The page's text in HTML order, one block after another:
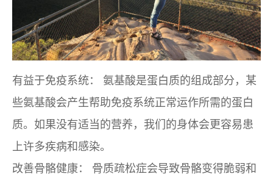
有益于免疫系统：
氨基酸是蛋白质的组成部分，某
些氨基酸会产生帮助免疫系统正常运作所需的蛋白
质。如果没有适当的营养，我们的身体会更容易患
上许多疾病和感染。
改善骨骼健康：
骨质疏松症会导致骨骼变得脆弱和